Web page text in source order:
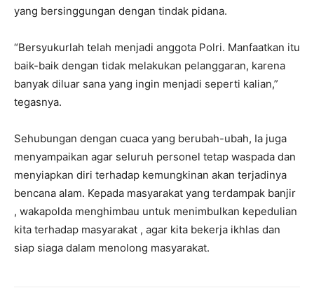
yang bersinggungan dengan tindak pidana.
“Bersyukurlah telah menjadi anggota Polri. Manfaatkan itu
baik-baik dengan tidak melakukan pelanggaran, karena
banyak diluar sana yang ingin menjadi seperti kalian,”
tegasnya.
Sehubungan dengan cuaca yang berubah-ubah, Ia juga
menyampaikan agar seluruh personel tetap waspada dan
menyiapkan diri terhadap kemungkinan akan terjadinya
bencana alam. Kepada masyarakat yang terdampak banjir
, wakapolda menghimbau untuk menimbulkan kepedulian
kita terhadap masyarakat , agar kita bekerja ikhlas dan
siap siaga dalam menolong masyarakat.